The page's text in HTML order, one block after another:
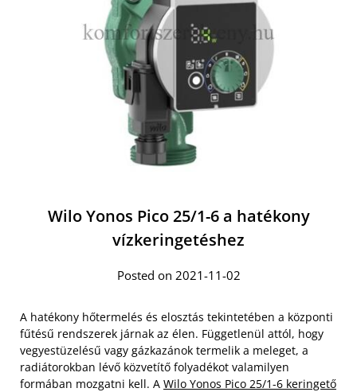
Wilo Yonos Pico 25/1-6 a hatékony
vízkeringetéshez
Posted on 2021-11-02
A hatékony hőtermelés és elosztás tekintetében a központi
fűtésű rendszerek járnak az élen. Függetlenül attól, hogy
vegyestüzelésű vagy gázkazánok termelik a meleget, a
radiátorokban lévő közvetítő folyadékot valamilyen
formában mozgatni kell. A Wilo Yonos Pico 25/1-6 keringető